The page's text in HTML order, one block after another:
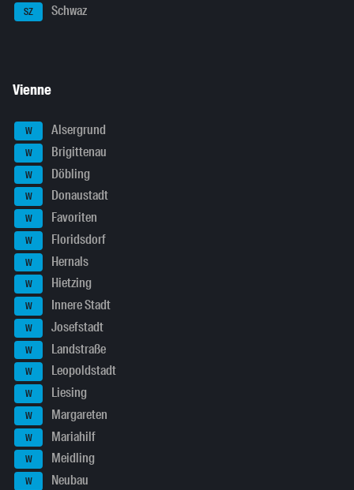
SZ Schwaz
Vienne
W Alsergrund
W Brigittenau
W Döbling
W Donaustadt
W Favoriten
W Floridsdorf
W Hernals
W Hietzing
W Innere Stadt
W Josefstadt
W Landstraße
W Leopoldstadt
W Liesing
W Margareten
W Mariahilf
W Meidling
W Neubau